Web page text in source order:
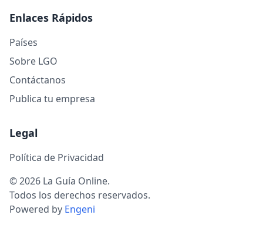
Enlaces Rápidos
Países
Sobre LGO
Contáctanos
Publica tu empresa
Legal
Política de Privacidad
© 2026 La Guía Online.
Todos los derechos reservados.
Powered by Engeni